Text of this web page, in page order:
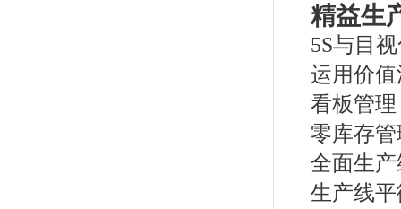
精益生
5S与目
运用价
看板管理
零库存管
全面生
生产线